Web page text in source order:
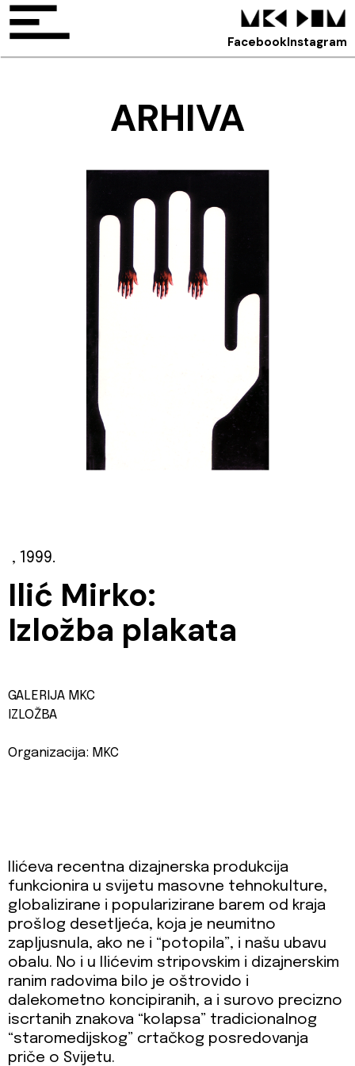
FacebookInstagram
ARHIVA
, 1999.
Ilić Mirko:
Izložba plakata
GALERIJA MKC
IZLOŽBA
Organizacija: MKC
Ilićeva recentna dizajnerska produkcija
funkcionira u svijetu masovne tehnokulture,
globalizirane i popularizirane barem od kraja
prošlog desetljeća, koja je neumitno
zapljusnula, ako ne i “potopila”, i našu ubavu
obalu. No i u Ilićevim stripovskim i dizajnerskim
ranim radovima bilo je oštrovido i
dalekometno koncipiranih, a i surovo precizno
iscrtanih znakova “kolapsa” tradicionalnog
“staromedijskog” crtačkog posredovanja
priče o Svijetu.